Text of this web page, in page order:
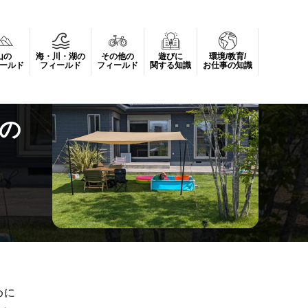
の
ルド
海・川・湖の
フィールド
その他の
フィールド
遊びに
関する知識
環境/教育/
お仕事の知識
に